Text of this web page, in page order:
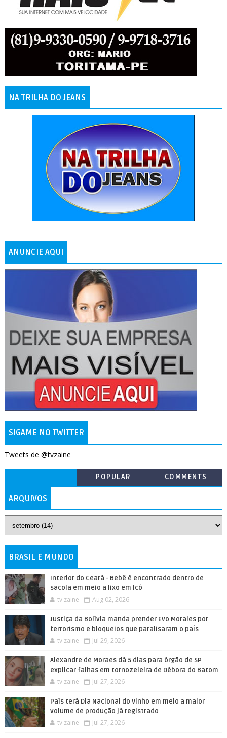
NA TRILHA DO JEANS
ANUNCIE AQUI
SIGAME NO TWITTER
Tweets de @tvzaine
POPULAR COMMENTS
ARQUIVOS
BRASIL E MUNDO
Interior do Ceará - Bebê é encontrado dentro de
sacola em meio a lixo em Icó
tv zaine Aug 02, 2026
Justiça da Bolívia manda prender Evo Morales por
terrorismo e bloqueios que paralisaram o país
tv zaine Jul 29, 2026
Alexandre de Moraes dá 5 dias para órgão de SP
explicar falhas em tornozeleira de Débora do Batom
tv zaine Jul 27, 2026
País terá Dia Nacional do Vinho em meio a maior
volume de produção já registrado
tv zaine Jul 27, 2026